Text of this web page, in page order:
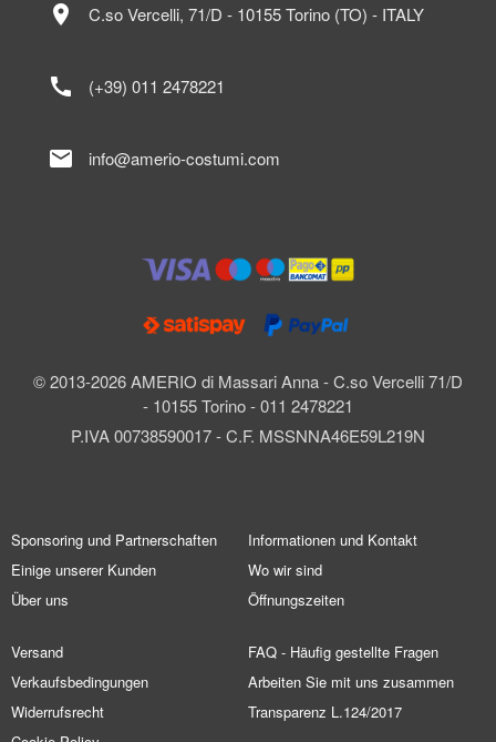
© 2013-2026 AMERIO di Massari Anna - C.so Vercelli 71/D
- 10155 Torino - 011 2478221
P.IVA 00738590017 - C.F. MSSNNA46E59L219N
location_on C.so Vercelli, 71/D - 10155 Torino (TO) - ITALY
call (+39) 011 2478221
mail info@amerio-costumi.com
Sponsoring und Partnerschaften
Einige unserer Kunden
Über uns
Informationen und Kontakt
Wo wir sind
Öffnungszeiten
Versand
Verkaufsbedingungen
Widerrufsrecht
FAQ - Häufig gestellte Fragen
Arbeiten Sie mit uns zusammen
Transparenz L.124/2017